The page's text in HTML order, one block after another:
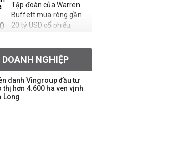
Tập đoàn của Warren
Buffett mua ròng gần
20 tỷ USD cổ phiếu,
Thanh tra Chính phủ đề
nghị sớm cấp phép
nhập khẩu, sản xuất
vàng miếng cho doanh
NGHIỆP
danh Vingroup đầu tư
thị hơn 4.600 ha ven vịnh
Long